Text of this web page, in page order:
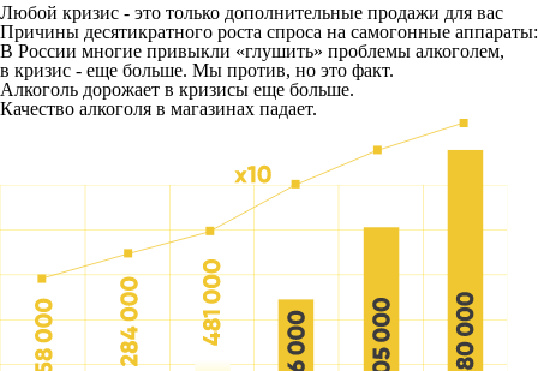
Любой кризис - это только дополнительные продажи для вас
Причины десятикратного роста спроса на самогонные аппараты:
В России многие привыкли «глушить» проблемы алкоголем,
в кризис - еще больше. Мы против, но это факт.
Алкоголь дорожает в кризисы еще больше.
Качество алкоголя в магазинах падает.